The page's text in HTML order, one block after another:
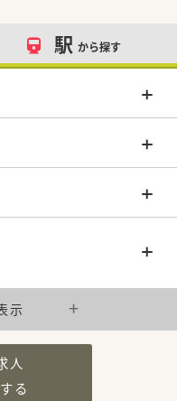
駅 から探す
示
人
る